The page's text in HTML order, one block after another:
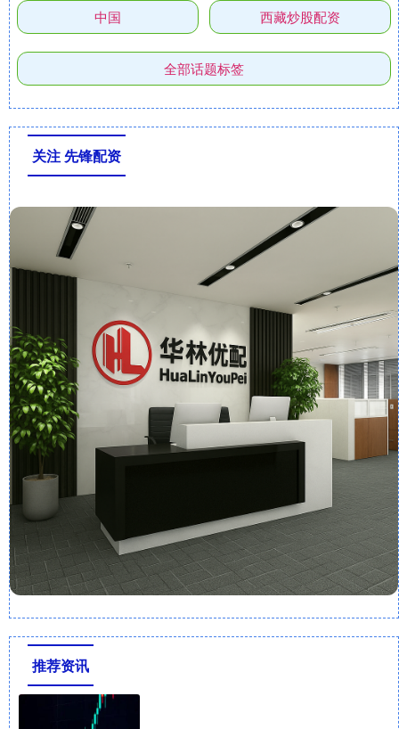
中国 西藏炒股配资
全部话题标签
关注 先锋配资
推荐资讯